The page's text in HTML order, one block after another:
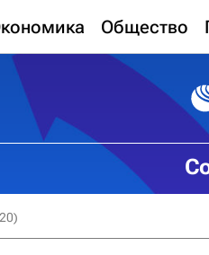
Общество